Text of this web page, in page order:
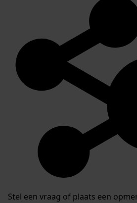
Stel een vraag of plaats een